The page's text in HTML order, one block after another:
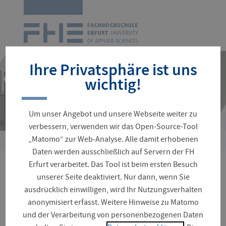
überspringen
Sie
sind
hier:
Die Fachhochschule Erfurt
auf der Messe Forst³ in
Ihre Privatsphäre ist uns
wichtig!
Um unser Angebot und unsere Webseite weiter zu
verbessern, verwenden wir das Open-Source-Tool
„Matomo“ zur Web-Analyse. Alle damit erhobenen
Daten werden ausschließlich auf Servern der FH
Erfurt verarbeitet. Das Tool ist beim ersten Besuch
unserer Seite deaktiviert. Nur dann, wenn Sie
ausdrücklich einwilligen, wird Ihr Nutzungsverhalten
anonymisiert erfasst. Weitere Hinweise zu Matomo
und der Verarbeitung von personenbezogenen Daten